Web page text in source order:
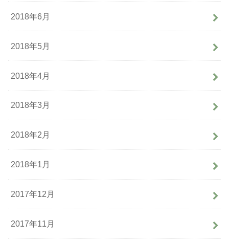
2018年6月
2018年5月
2018年4月
2018年3月
2018年2月
2018年1月
2017年12月
2017年11月